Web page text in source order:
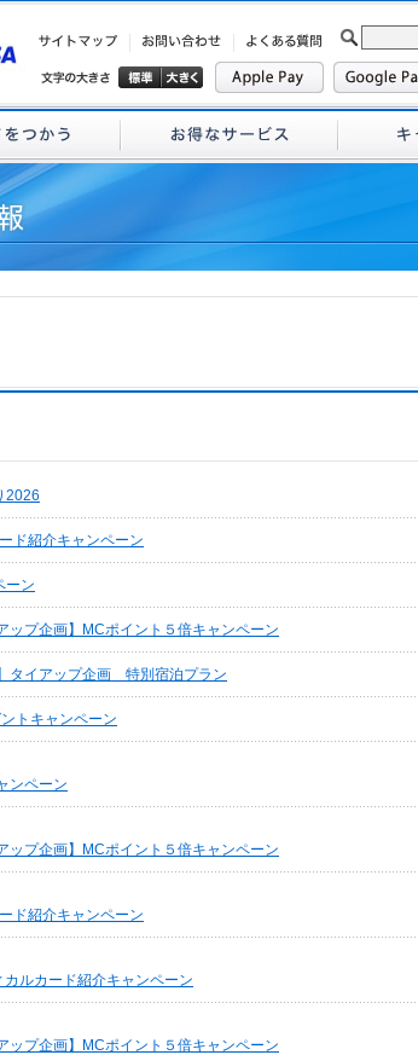
2026
ド紹介キャンペーン
ーン
ップ企画】MCポイント５倍キャンペーン
タイアップ企画 特別宿泊プラン
トキャンペーン
ンペーン
ップ企画】MCポイント５倍キャンペーン
ド紹介キャンペーン
カルカード紹介キャンペーン
ップ企画】MCポイント５倍キャンペーン